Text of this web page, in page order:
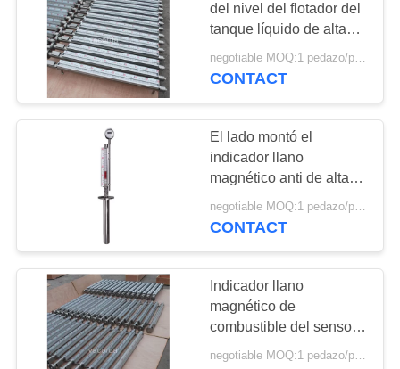
del nivel del flotador del
tanque líquido de alta
temperatura
CONTACT
El lado montó el
indicador llano
magnético anti de alta
presión de aceite del
tanque PN320 de la
negotiable MOQ:1 pedazo/pedazo
CONTACT
Indicador llano
magnético de
combustible del sensor
remoto PN40
negotiable MOQ:1 pedazo/pedazo